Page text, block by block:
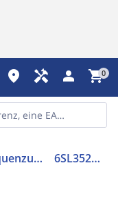
place handyman person shopping_cart0
Frequenzumrichter =< 1 kV 6SL35203XH211AA0